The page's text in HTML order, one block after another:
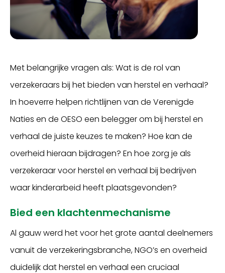
Met belangrijke vragen als: Wat is de rol van
verzekeraars bij het bieden van herstel en verhaal?
In hoeverre helpen richtlijnen van de Verenigde
Naties en de OESO een belegger om bij herstel en
verhaal de juiste keuzes te maken? Hoe kan de
overheid hieraan bijdragen? En hoe zorg je als
verzekeraar voor herstel en verhaal bij bedrijven
waar kinderarbeid heeft plaatsgevonden?
Bied een klachtenmechanisme
Al gauw werd het voor het grote aantal deelnemers
vanuit de verzekeringsbranche, NGO’s en overheid
duidelijk dat herstel en verhaal een cruciaal